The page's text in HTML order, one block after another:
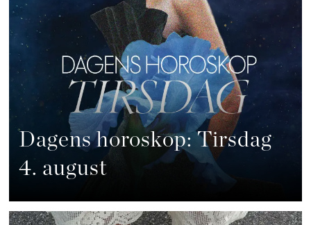
Dagens horoskop: Tirsdag
4. august